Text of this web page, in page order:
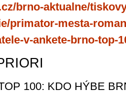
brno-aktualne/
primator-mesta-
v-ankete-brno-top-
100: KDO HÝBE